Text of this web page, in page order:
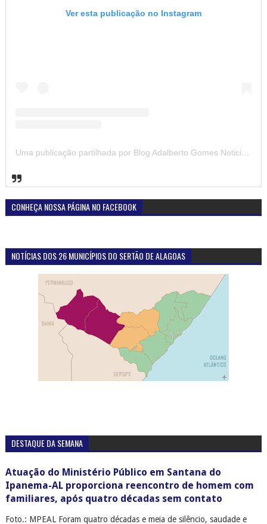
Ver esta publicação no Instagram
Uma publicação partilhada por Blog Adalberto Gomes Noticias (@blogadalbertogomesnoticiass)
CONHEÇA NOSSA PÁGINA NO FACEBOOK
NOTÍCIAS DOS 26 MUNICÍPIOS DO SERTÃO DE ALAGOAS
DESTAQUE DA SEMANA
Atuação do Ministério Público em Santana do
Ipanema-AL proporciona reencontro de homem com
familiares, após quatro décadas sem contato
Foto.: MPEAL Foram quatro décadas e meia de silêncio, saudade e